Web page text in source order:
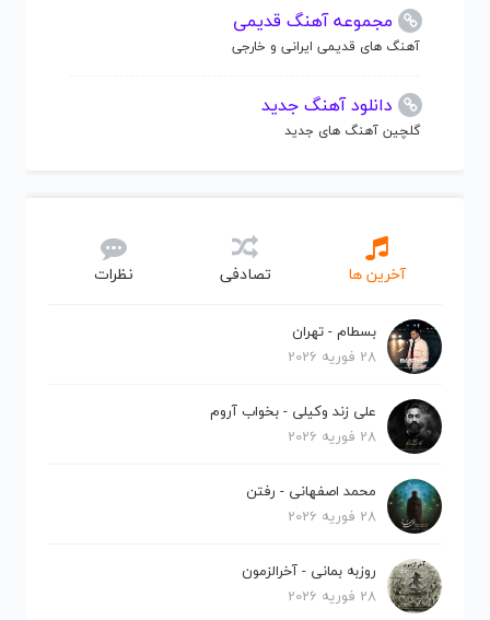
مجموعه آهنگ قدیمی
آهنگ های قدیمی ایرانی و خارجی
دانلود آهنگ جدید
گلچین آهنگ های جدید
آخرین ها تصادفی نظرات
بسطام - تهران
28 فوریه 2026
علی زند وکیلی - بخواب آروم
28 فوریه 2026
محمد اصفهانی - رفتن
28 فوریه 2026
روزبه بمانی - آخرالزمون
28 فوریه 2026